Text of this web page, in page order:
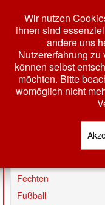
Toggle
VEREIN
GESCHÄFTSSTELLE
Fechten
Fußball
Wir nutzen
ihnen sind
andere uns
Nutzererfahrung
können selbst
möchten. Bitte
womöglich nicht